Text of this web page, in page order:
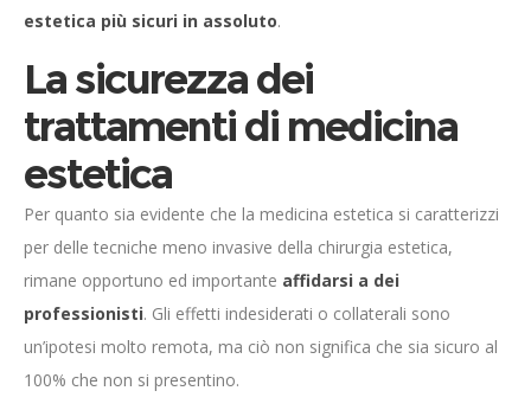
estetica più sicuri in assoluto.
La sicurezza dei
trattamenti di medicina
estetica
Per quanto sia evidente che la medicina estetica si caratterizzi
per delle tecniche meno invasive della chirurgia estetica,
rimane opportuno ed importante affidarsi a dei
professionisti. Gli effetti indesiderati o collaterali sono
un’ipotesi molto remota, ma ciò non significa che sia sicuro al
100% che non si presentino.